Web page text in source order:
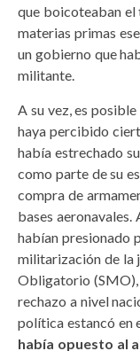
que boicoteaban el
materias primas
un gobierno que
militante.
A su vez, es
haya percibido
había estrechado
como parte de su
compra de
bases aeronavales.
habían presionado
militarización de la
Obligatorio
rechazo a nivel
política estancó en
había opuesto al